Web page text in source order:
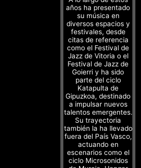
años ha presentado
su música en
diversos espacios y
festivales, desde
citas de referencia
como el Festival de
Jazz de Vitoria o el
Festival de Jazz de
Goierri y ha sido
parte del ciclo
Katapulta de
Gipuzkoa, destinado
a impulsar nuevos
talentos emergentes.
Su trayectoria
también la ha llevado
fuera del País Vasco,
actuando en
escenarios como el
ciclo Microsonidos